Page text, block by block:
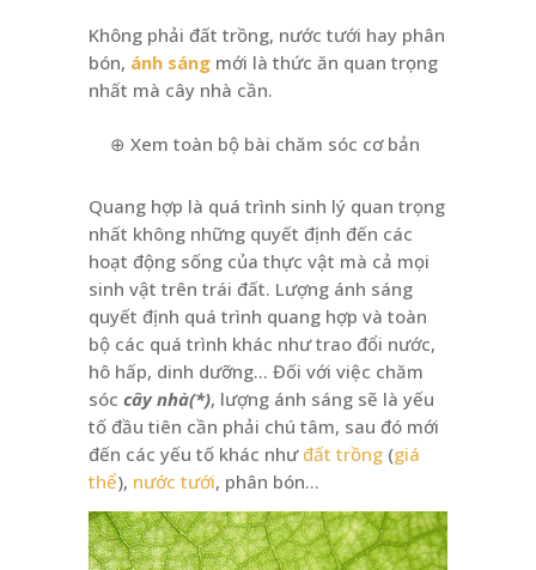
Không phải đất trồng, nước tưới hay phân
bón, ánh sáng mới là thức ăn quan trọng
nhất mà cây nhà cần.
⊕ Xem toàn bộ bài chăm sóc cơ bản
Quang hợp là quá trình sinh lý quan trọng
nhất không những quyết định đến các
hoạt động sống của thực vật mà cả mọi
sinh vật trên trái đất. Lượng ánh sáng
quyết định quá trình quang hợp và toàn
bộ các quá trình khác như trao đổi nước,
hô hấp, dinh dưỡng… Đối với việc chăm
sóc cây nhà(*), lượng ánh sáng sẽ là yếu
tố đầu tiên cần phải chú tâm, sau đó mới
đến các yếu tố khác nhưđất trồng (giá
thể), nước tưới, phân bón…